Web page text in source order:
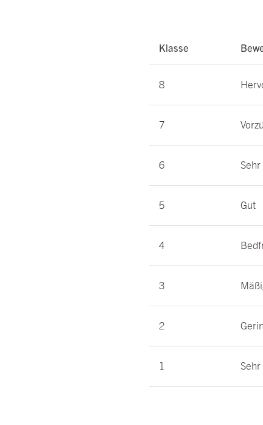
Klasse
8
7
6
5 Gut
4
3
2
1